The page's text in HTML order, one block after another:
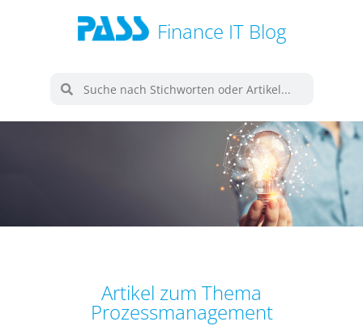
Finance IT Blog
Artikel zum Thema
Prozessmanagement